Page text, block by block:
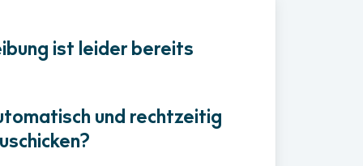
ist leider bereits
und rechtzeitig